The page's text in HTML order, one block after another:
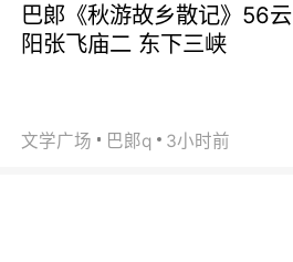
巴郞《秋游故乡散记》56云
阳张飞庙二 东下三峡
文学广场 巴郞q 3小时前